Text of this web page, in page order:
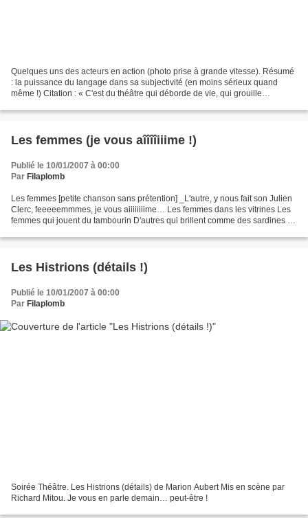
Quelques uns des acteurs en action (photo prise à grande vitesse). Résumé
: la puissance du langage dans sa subjectivité (en moins sérieux quand
même !) Citation : « C'est du théâtre qui déborde de vie, qui grouille
Les femmes (je vous aîîîîiiime !)
Publié le 10/01/2007 à 00:00
Par Filaplomb
Les femmes [petite chanson sans prétention] _L'autre, y nous fait son Julien
Clerc, feeeeemmmes, je vous aiiiiiiiime… Les femmes dans les vitrines Les
femmes qui jouent du tambourin D'autres qui brillent comme des sardines A
Les Histrions (détails !)
Publié le 10/01/2007 à 00:00
Par Filaplomb
Soirée Théâtre. Les Histrions (détails) de Marion Aubert Mis en scène par
Richard Mitou. Je vous en parle demain… peut-être !